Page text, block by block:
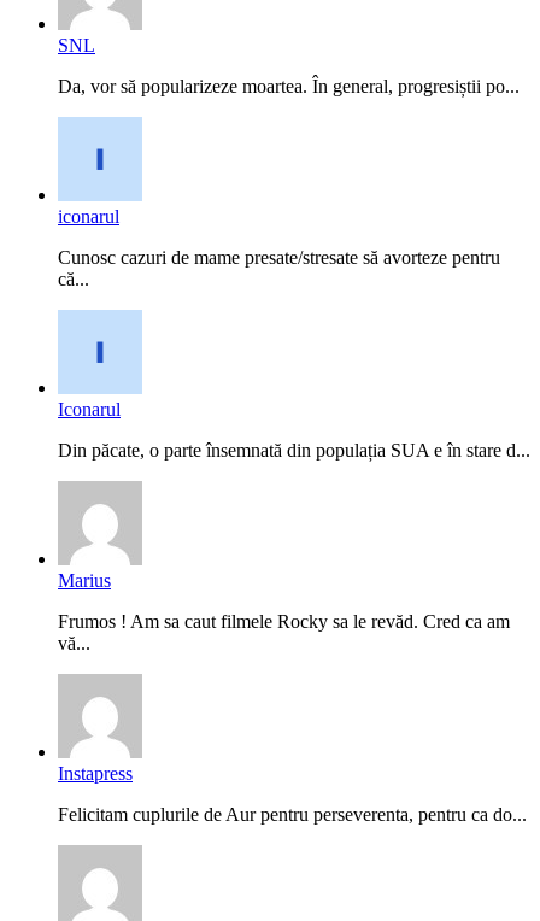
SNL
Da, vor să popularizeze moartea. În general, progresiștii po...
iconarul
Cunosc cazuri de mame presate/stresate să avorteze pentru
că...
Iconarul
Din păcate, o parte însemnată din populația SUA e în stare d...
Marius
Frumos ! Am sa caut filmele Rocky sa le revăd. Cred ca am
vă...
Instapress
Felicitam cuplurile de Aur pentru perseverenta, pentru ca do...